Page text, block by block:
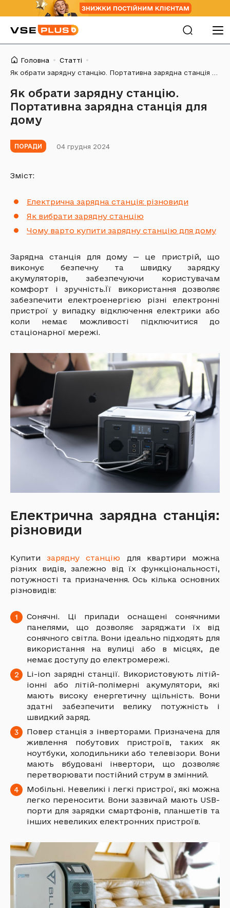
Головна
Статті
Як обрати зарядну станцію.
Портативна зарядна станція для
дому
ПОРАДИ 04 грудня 2024
Зміст:
Електрична зарядна станція: різновиди
Як вибрати зарядну станцію
Чому варто купити зарядну станцію для дому
Зарядна станція для дому — це пристрій, що
виконує безпечну та швидку зарядку
акумуляторів, забезпечуючи користувачам
комфорт і зручність.Її використання дозволяє
забезпечити електроенергією різні електронні
пристрої у випадку відключення електрики або
коли немає можливості підключитися до
стаціонарної мережі.
Електрична зарядна станція:
різновиди
Купитизарядну станцію для квартири можна
різних видів, залежно від їх функціональності,
потужності та призначення. Ось кілька основних
різновидів:
Сонячні. Ці прилади оснащені сонячними
панелями, що дозволяє заряджати їх від
сонячного світла. Вони ідеально підходять для
використання на вулиці або в місцях, де
немає доступу до електромережі.
Li-ion зарядні станції. Використовують літій-
іонні або літій-полімерні акумулятори, які
мають високу енергетичну щільність. Вони
здатні забезпечити велику потужність і
швидкий заряд.
Повер станція з інверторами. Призначена для
живлення побутових пристроїв, таких як
ноутбуки, холодильники або телевізори. Вони
мають вбудовані інвертори, що дозволяє
перетворювати постійний струм в змінний.
Мобільні. Невеликі і легкі пристрої, які можна
легко переносити. Вони зазвичай мають USB-
порти для зарядки смартфонів, планшетів та
інших невеликих електронних пристроїв.